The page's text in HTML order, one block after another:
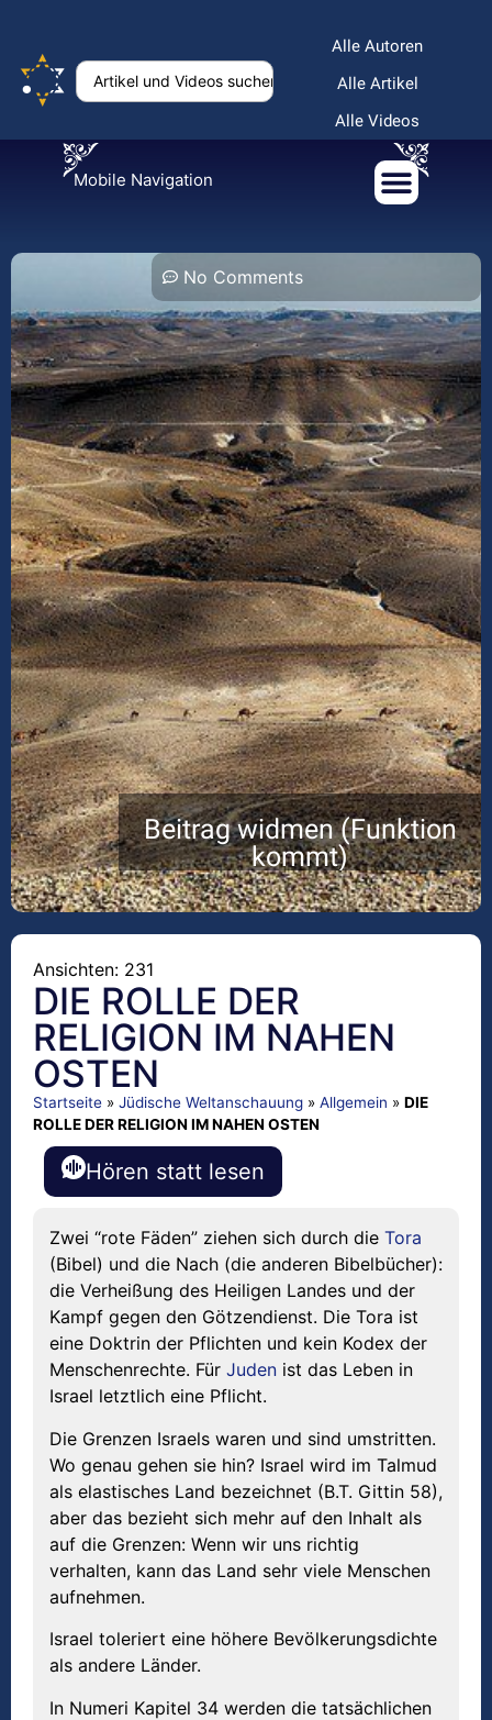
Alle Autoren
Alle Artikel
Alle Videos
Mobile Navigation
No Comments
Beitrag widmen (Funktion
kommt)
Ansichten: 231
DIE ROLLE DER
RELIGION IM NAHEN
OSTEN
Startseite » Jüdische Weltanschauung » Allgemein » DIE
ROLLE DER RELIGION IM NAHEN OSTEN
Hören statt lesen
Zwei “rote Fäden” ziehen sich durch die Tora
(Bibel) und die Nach (die anderen Bibelbücher):
die Verheißung des Heiligen Landes und der
Kampf gegen den Götzendienst. Die Tora ist
eine Doktrin der Pflichten und kein Kodex der
Menschenrechte. Für Juden ist das Leben in
Israel letztlich eine Pflicht.
Die Grenzen Israels waren und sind umstritten.
Wo genau gehen sie hin? Israel wird im Talmud
als elastisches Land bezeichnet (B.T. Gittin 58),
aber das bezieht sich mehr auf den Inhalt als
auf die Grenzen: Wenn wir uns richtig
verhalten, kann das Land sehr viele Menschen
aufnehmen.
Israel toleriert eine höhere Bevölkerungsdichte
als andere Länder.
In Numeri Kapitel 34 werden die tatsächlichen